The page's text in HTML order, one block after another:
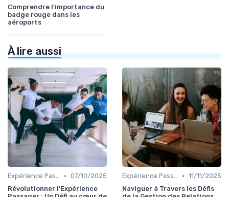
Comprendre l'importance du
badge rouge dans les
aéroports
À lire aussi
Expérience Passager • 07/10/2025
Révolutionner l'Expérience
Expérience Passager • 11/11/2025
Naviguer à Travers les Défis